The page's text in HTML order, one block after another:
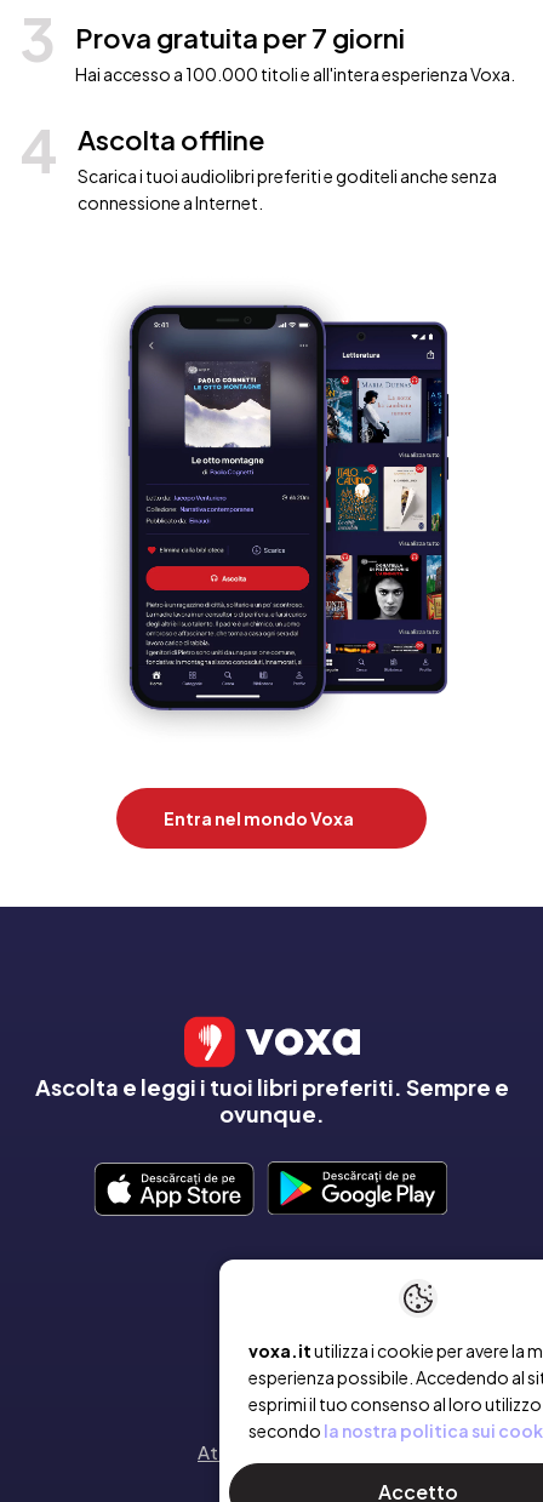
voxa.itutilizza i cookie per avere la
esperienza possibile. Accedendo al
esprimi il tuo consenso al loro utilizzo
secondo la nostra politica sui
Accetto
3 Prova gratuita per 7 giorni
Hai accesso a 100.000 titoli e all'intera esperienza Voxa.
4 Ascolta offline
Scarica i tuoi audiolibri preferiti e goditeli anche senza
connessione a Internet.
Entra nel mondo Voxa
Ascolta e leggi i tuoi libri preferiti. Sempre e
ovunque.
Contatto
Attiva un voucher